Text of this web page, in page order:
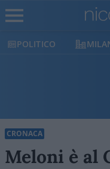
POLITICO
CRONACA
Meloni è al